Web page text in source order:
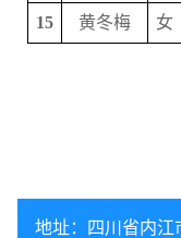
15 黄冬梅 女
地址：四川省内江